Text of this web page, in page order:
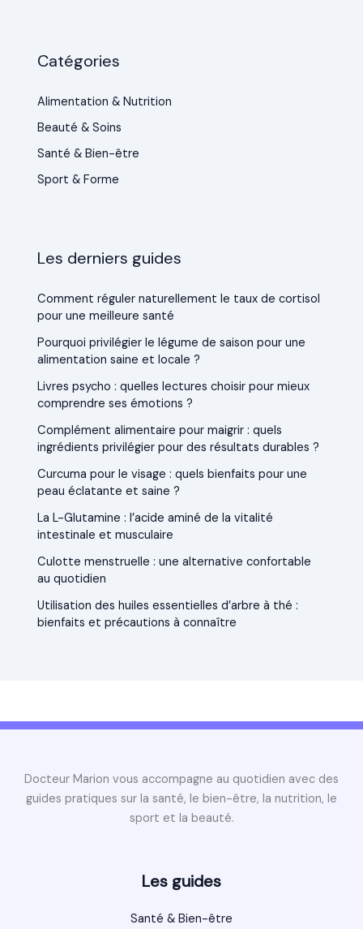
Catégories
Alimentation & Nutrition
Beauté & Soins
Santé & Bien-être
Sport & Forme
Les derniers guides
Comment réguler naturellement le taux de cortisol
pour une meilleure santé
Pourquoi privilégier le légume de saison pour une
alimentation saine et locale ?
Livres psycho : quelles lectures choisir pour mieux
comprendre ses émotions ?
Complément alimentaire pour maigrir : quels
ingrédients privilégier pour des résultats durables ?
Curcuma pour le visage : quels bienfaits pour une
peau éclatante et saine ?
La L-Glutamine : l’acide aminé de la vitalité
intestinale et musculaire
Culotte menstruelle : une alternative confortable
au quotidien
Utilisation des huiles essentielles d’arbre à thé :
bienfaits et précautions à connaître
Docteur Marion vous accompagne au quotidien avec des
guides pratiques sur la santé, le bien-être, la nutrition, le
sport et la beauté.
Les guides
Santé & Bien-être